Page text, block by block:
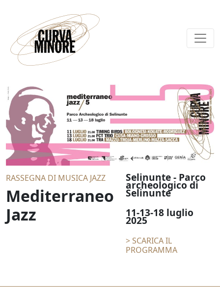
RASSEGNA DI MUSICA JAZZ
Mediterraneo
Jazz
Selinunte - Parco
archeologico di
Selinunte
11-13-18 luglio
2025
> SCARICA IL
PROGRAMMA